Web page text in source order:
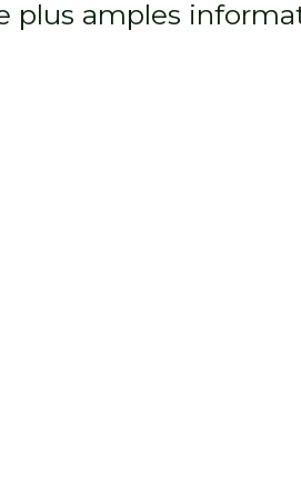
plus amples